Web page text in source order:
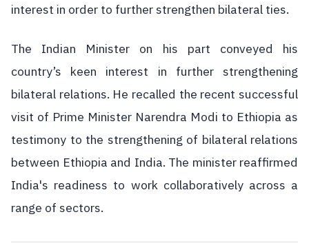
interest in order to further strengthen bilateral ties.
The Indian Minister on his part conveyed his
country’s keen interest in further strengthening
bilateral relations. He recalled the recent successful
visit of Prime Minister Narendra Modi to Ethiopia as
testimony to the strengthening of bilateral relations
between Ethiopia and India. The minister reaffirmed
India's readiness to work collaboratively across a
range of sectors.